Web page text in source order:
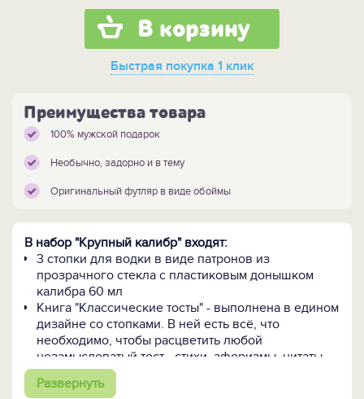
В корзину
Быстрая покупка 1 клик
Преимущества товара
100% мужской подарок
Необычно, задорно и в тему
Оригинальный футляр в виде обоймы
В набор "Крупный калибр" входят:
3 стопки для водки в виде патронов из
прозрачного стекла с пластиковым донышком
калибра 60 мл
Книга "Классические тосты" - выполнена в едином
дизайне со стопками. В ней есть всё, что
необходимо, чтобы расцветить любой
незамысловатый тост - стихи, афоризмы, цитаты.
Эти дополнения сделают речь любого
тостующего выступлением опытного тамады.
Развернуть